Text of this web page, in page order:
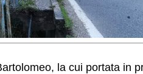
la cui portata in